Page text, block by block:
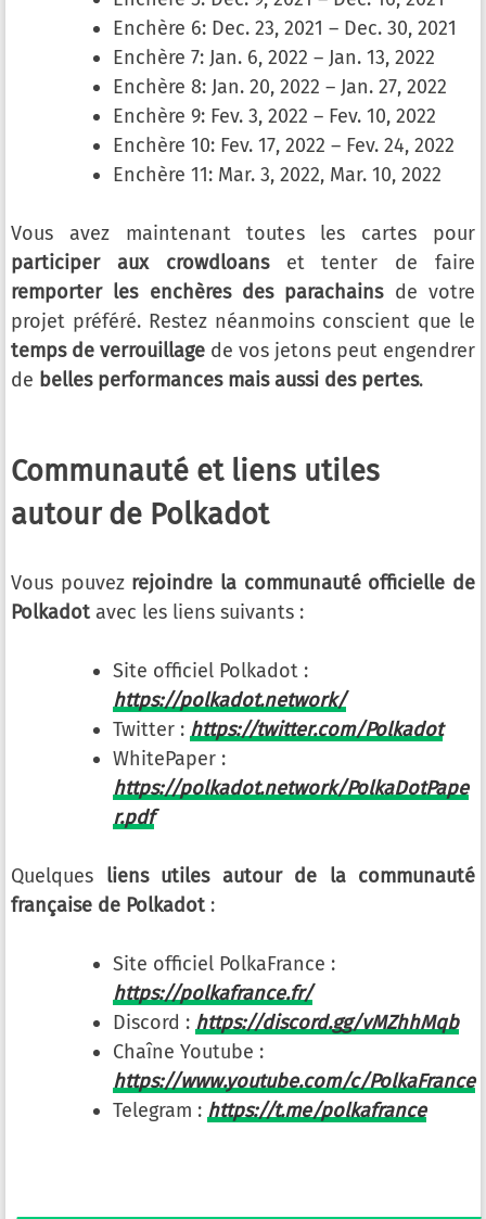
Enchère 6: Dec. 23, 2021 – Dec. 30, 2021
Enchère 7: Jan. 6, 2022 – Jan. 13, 2022
Enchère 8: Jan. 20, 2022 – Jan. 27, 2022
Enchère 9: Fev. 3, 2022 – Fev. 10, 2022
Enchère 10: Fev. 17, 2022 – Fev. 24, 2022
Enchère 11: Mar. 3, 2022, Mar. 10, 2022
Vous avez maintenant toutes les cartes pour
participer aux crowdloanset tenter de faire
remporter les enchères des parachainsde votre
projet préféré. Restez néanmoins conscient que le
temps de verrouillage de vos jetons peut engendrer
de belles performances mais aussi des pertes.
Communauté et liens utiles
autour de Polkadot
Vous pouvez rejoindre la communauté officielle de
Polkadot avec les liens suivants :
Site officiel Polkadot :
https://polkadot.network/
Twitter : https://twitter.com/Polkadot
WhitePaper :
https://polkadot.network/PolkaDotPape
r.pdf
Quelques liens utiles autour de la communauté
française de Polkadot :
Site officiel PolkaFrance :
https://polkafrance.fr/
Discord : https://discord.gg/vMZhhMqb
Chaîne Youtube :
https://www.youtube.com/c/PolkaFrance
Telegram : https://t.me/polkafrance